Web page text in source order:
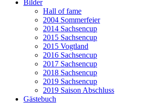
Bilder
Hall of fame
2004 Sommerfeier
2014 Sachsencup
2015 Sachsencup
2015 Vogtland
2016 Sachsencup
2017 Sachsencup
2018 Sachsencup
2019 Sachsencup
2019 Saison Abschluss
Gästebuch